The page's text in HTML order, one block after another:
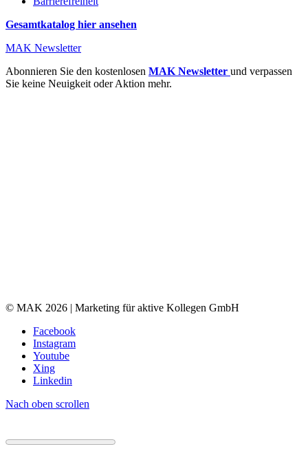
Gesamtkatalog hier ansehen
MAK Newsletter
Abonnieren Sie den kostenlosen MAK Newsletter und verpassen
Sie keine Neuigkeit oder Aktion mehr.
© MAK 2026 | Marketing für aktive Kollegen GmbH
Facebook
Instagram
Youtube
Xing
Linkedin
Nach oben scrollen